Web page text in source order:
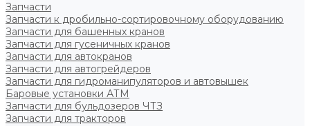
Запчасти
Запчасти к дробильно-сортировочному оборудованию
Запчасти для башенных кранов
Запчасти для гусеничных кранов
Запчасти для автокранов
Запчасти для автогрейдеров
Запчасти для гидроманипуляторов и автовышек
Баровые установки АТМ
Запчасти для бульдозеров ЧТЗ
Запчасти для тракторов